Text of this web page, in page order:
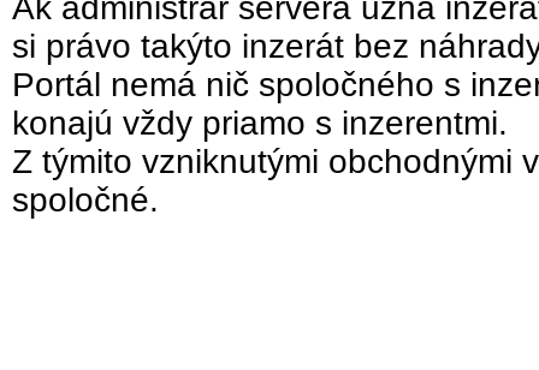
Ak administrár servera uzná
si právo takýto inzerát bez
Portál nemá nič spoločného s
konajú vždy priamo s inzerentmi.
Z týmito vzniknutými obchodnými
spoločné.